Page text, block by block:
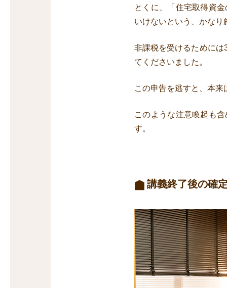
とくに、「住宅取得資
いけないという、かな
非課税を受けるために
てくださいました。
この申告を逃すと、本
このような注意喚起も
す。
講義終了後の確